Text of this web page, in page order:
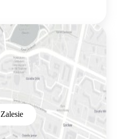
Zalesie